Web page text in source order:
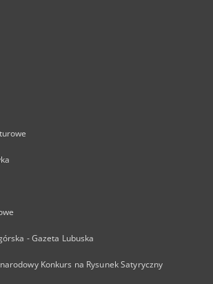
- Gazeta Lubuska
Konkurs na Rysunek Satyryczny